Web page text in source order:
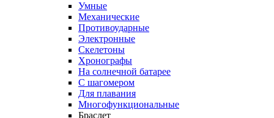
Умные
Механические
Противоударные
Электронные
Скелетоны
Хронографы
На солнечной батарее
С шагомером
Для плавания
Многофункциональные
Браслет